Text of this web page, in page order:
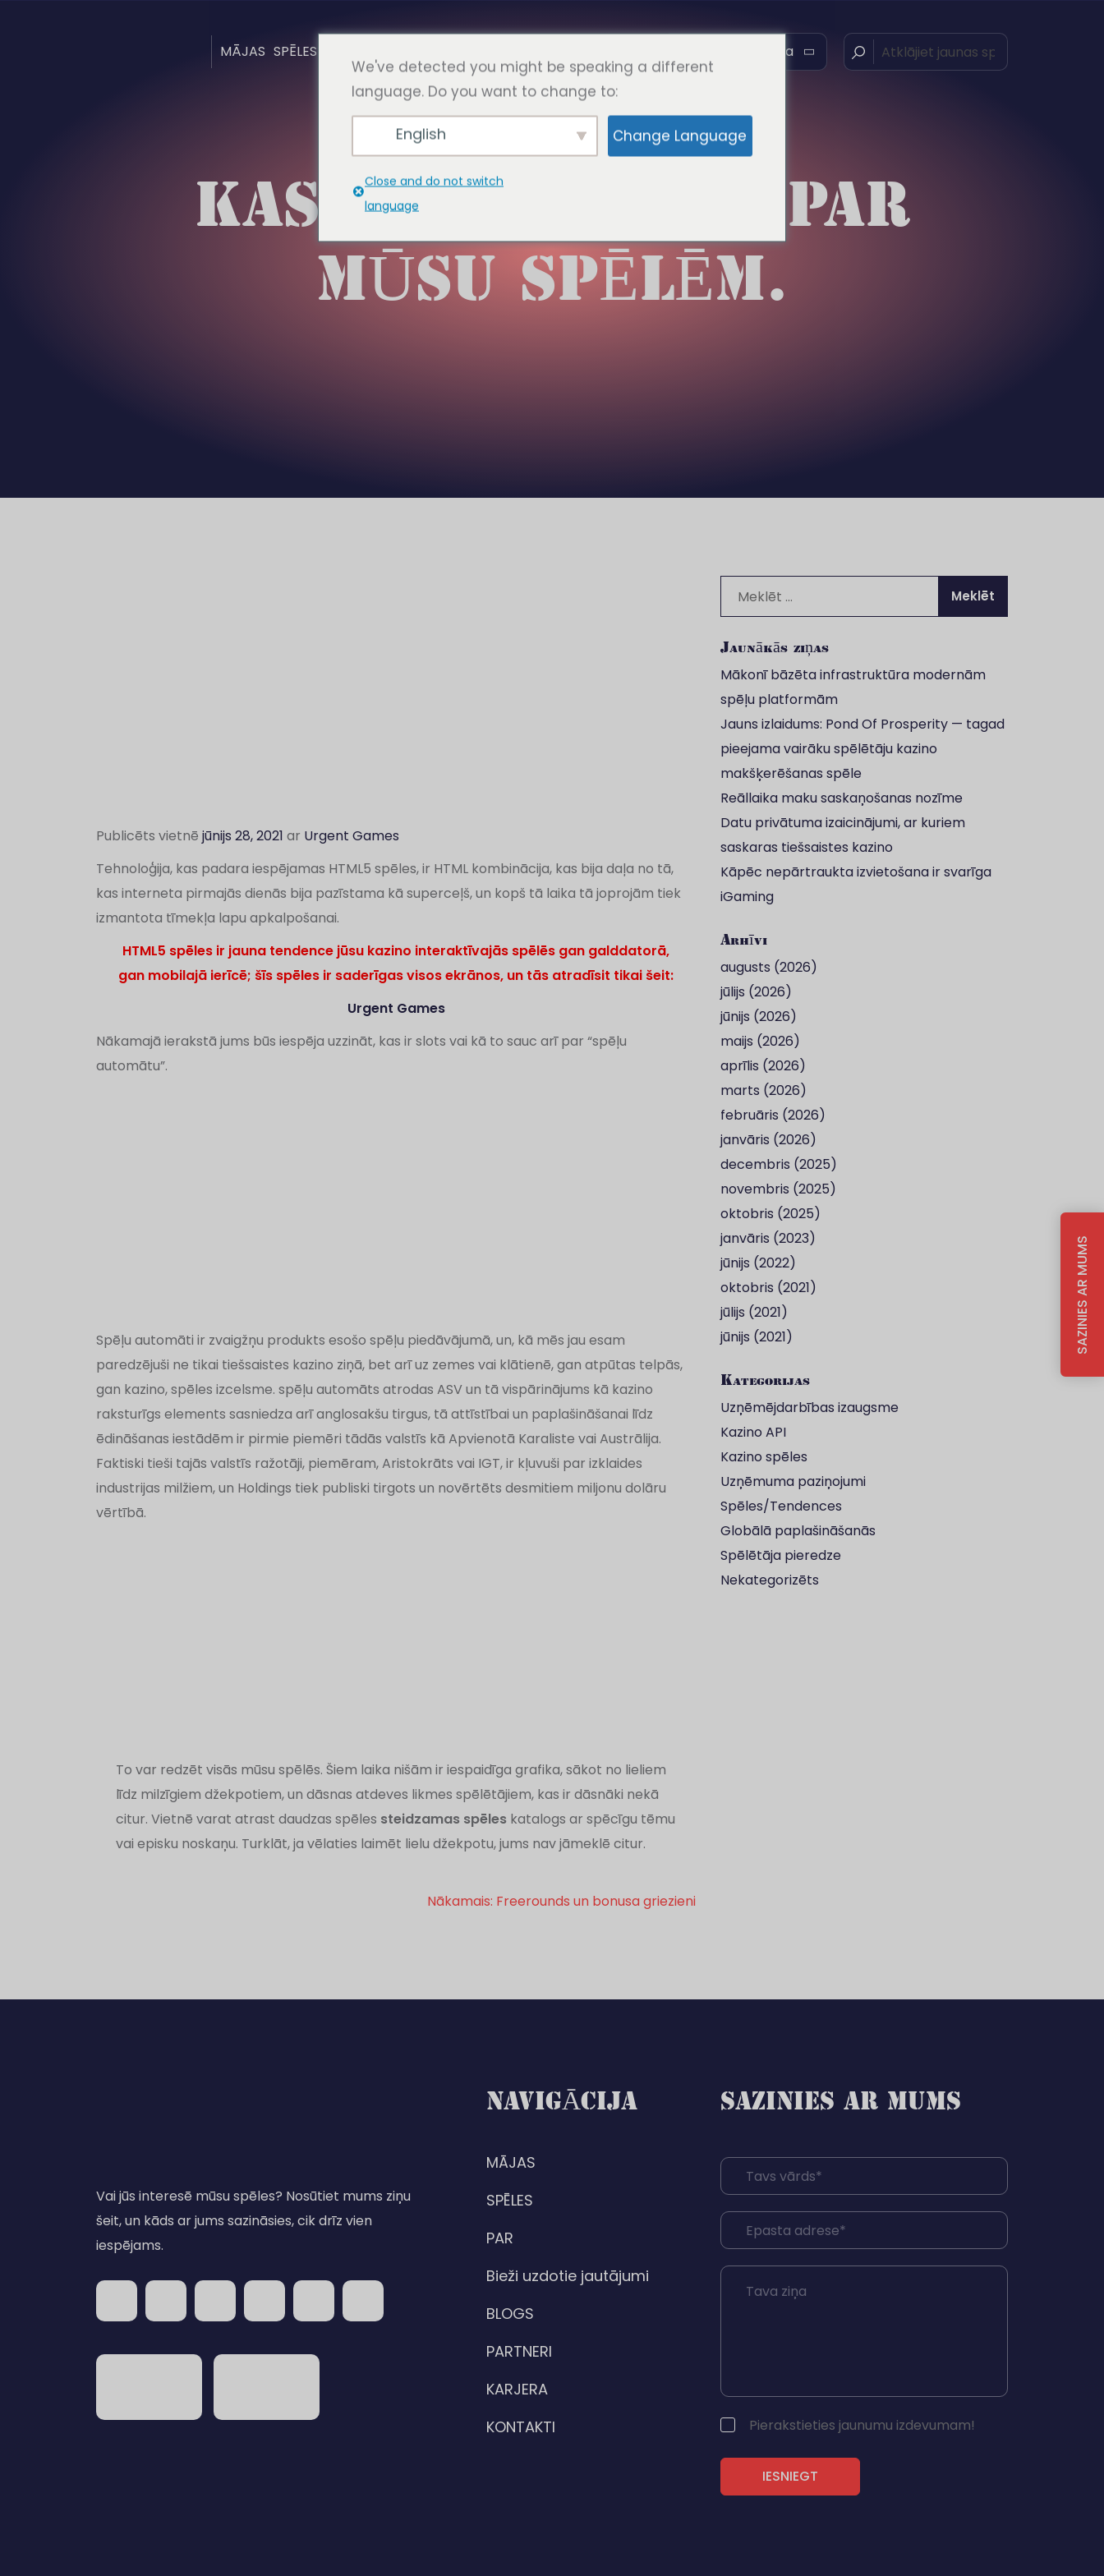
MĀJAS SPĒLES Latviešu valoda
KAS JUMS JĀZINA PAR
MŪSU SPĒLĒM.
Publicēts vietnē jūnijs 28, 2021 ar Urgent Games
Tehnoloģija, kas padara iespējamas HTML5 spēles, ir HTML kombinācija, kas bija daļa no tā,
kas interneta pirmajās dienās bija pazīstama kā superceļš, un kopš tā laika tā joprojām tiek
izmantota tīmekļa lapu apkalpošanai.
HTML5 spēles ir jauna tendence jūsu kazino interaktīvajās spēlēs gan galddatorā,
gan mobilajā ierīcē; šīs spēles ir saderīgas visos ekrānos, un tās atradīsit tikai šeit:
Urgent Games
Nākamajā ierakstā jums būs iespēja uzzināt, kas ir slots vai kā to sauc arī par “spēļu
automātu”.
Spēļu automāti ir zvaigžņu produkts esošo spēļu piedāvājumā, un, kā mēs jau esam
paredzējuši ne tikai tiešsaistes kazino ziņā, bet arī uz zemes vai klātienē, gan atpūtas telpās,
gan kazino, spēles izcelsme. spēļu automāts atrodas ASV un tā vispārinājums kā kazino
raksturīgs elements sasniedza arī anglosakšu tirgus, tā attīstībai un paplašināšanai līdz
ēdināšanas iestādēm ir pirmie piemēri tādās valstīs kā Apvienotā Karaliste vai Austrālija.
Faktiski tieši tajās valstīs ražotāji, piemēram, Aristokrāts vai IGT, ir kļuvuši par izklaides
industrijas milžiem, un Holdings tiek publiski tirgots un novērtēts desmitiem miljonu dolāru
vērtībā.
To var redzēt visās mūsu spēlēs. Šiem laika nišām ir iespaidīga grafika, sākot no lieliem
līdz milzīgiem džekpotiem, un dāsnas atdeves likmes spēlētājiem, kas ir dāsnāki nekā
citur. Vietnē varat atrast daudzas spēles steidzamas spēles katalogs ar spēcīgu tēmu
vai episku noskaņu. Turklāt, ja vēlaties laimēt lielu džekpotu, jums nav jāmeklē citur.
Nākamais: Freerounds un bonusa griezieni
Meklēt:
Jaunākās ziņas
Mākonī bāzēta infrastruktūra modernām
spēļu platformām
Jauns izlaidums: Pond Of Prosperity — tagad
pieejama vairāku spēlētāju kazino
makšķerēšanas spēle
Reāllaika maku saskaņošanas nozīme
Datu privātuma izaicinājumi, ar kuriem
saskaras tiešsaistes kazino
Kāpēc nepārtraukta izvietošana ir svarīga
iGaming
Arhīvi
augusts (2026)
jūlijs (2026)
jūnijs (2026)
maijs (2026)
aprīlis (2026)
marts (2026)
februāris (2026)
janvāris (2026)
decembris (2025)
novembris (2025)
oktobris (2025)
janvāris (2023)
jūnijs (2022)
oktobris (2021)
jūlijs (2021)
jūnijs (2021)
Kategorijas
Uzņēmējdarbības izaugsme
Kazino API
Kazino spēles
Uzņēmuma paziņojumi
Spēles/Tendences
Globālā paplašināšanās
Spēlētāja pieredze
Nekategorizēts
Vai jūs interesē mūsu spēles? Nosūtiet mums ziņu
šeit, un kāds ar jums sazināsies, cik drīz vien
iespējams.
NAVIGĀCIJA
MĀJAS
SPĒLES
PAR
Bieži uzdotie jautājumi
BLOGS
PARTNERI
KARJERA
KONTAKTI
SAZINIES AR MUMS
Pierakstieties jaunumu izdevumam!
IESNIEGT
SAZINIES AR MUMS
We've detected you might be speaking a different
language. Do you want to change to:
English Change Language
Close and do not switch
language